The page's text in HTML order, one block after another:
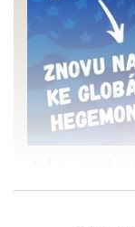
Trumpovo